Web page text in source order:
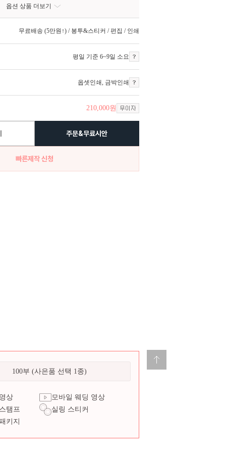
옵션 상품 더보기
무료배송 (5만원↑) / 봉투&스티커 / 편집 / 인쇄
평일 기준 6~9일 소요
옵셋인쇄, 금박인쇄
210,000원
주문&무료시안
빠른제작 신청
100부 (사은품 선택 1종)
상
모바일 웨딩 영상
탬프
실링 스티커
키지